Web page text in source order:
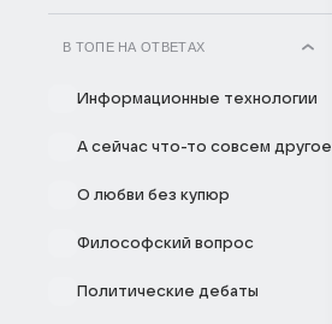
В ТОПЕ НА ОТВЕТАХ
Информационные технологии
А сейчас что-то совсем другое
О любви без купюр
Философский вопрос
Политические дебаты